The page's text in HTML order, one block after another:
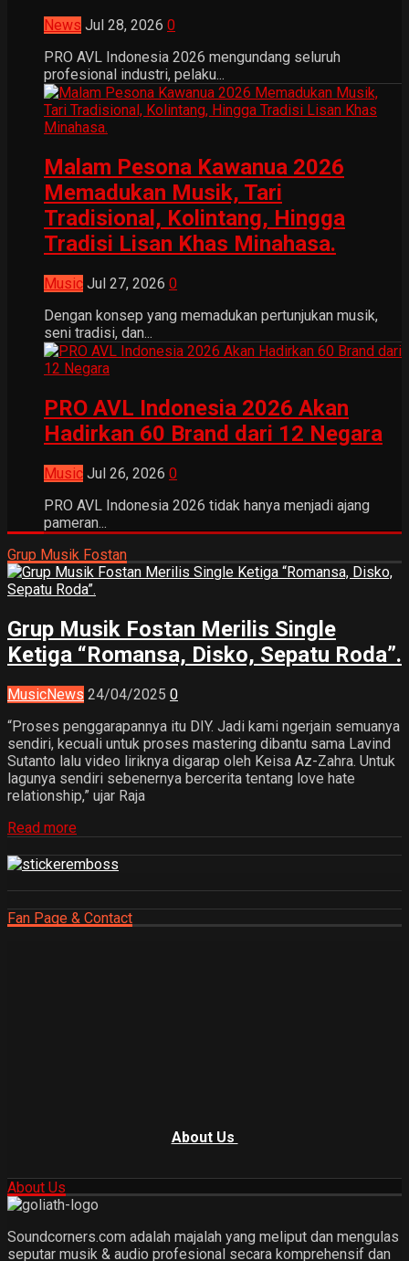
News Jul 28, 2026 0
PRO AVL Indonesia 2026 mengundang seluruh
profesional industri, pelaku...
Malam Pesona Kawanua 2026
Memadukan Musik, Tari
Tradisional, Kolintang, Hingga
Tradisi Lisan Khas Minahasa.
Music Jul 27, 2026 0
Dengan konsep yang memadukan pertunjukan musik,
seni tradisi, dan...
PRO AVL Indonesia 2026 Akan
Hadirkan 60 Brand dari 12 Negara
Music Jul 26, 2026 0
PRO AVL Indonesia 2026 tidak hanya menjadi ajang
pameran...
Grup Musik Fostan
Grup Musik Fostan Merilis Single
Ketiga “Romansa, Disko, Sepatu Roda”.
MusicNews 24/04/2025 0
“Proses penggarapannya itu DIY. Jadi kami ngerjain semuanya
sendiri, kecuali untuk proses mastering dibantu sama Lavind
Sutanto lalu video liriknya digarap oleh Keisa Az-Zahra. Untuk
lagunya sendiri sebenernya bercerita tentang love hate
relationship,” ujar Raja
Read more
Fan Page & Contact
About Us
About Us
Soundcorners.com adalah majalah yang meliput dan mengulas
seputar musik & audio profesional secara komprehensif dan